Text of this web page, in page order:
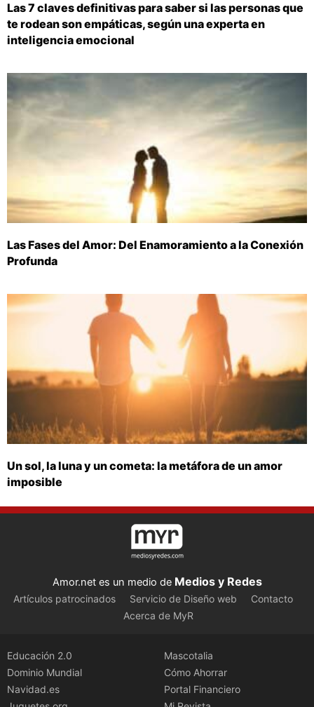
Las 7 claves definitivas para saber si las personas que
te rodean son empáticas, según una experta en
inteligencia emocional
Las Fases del Amor: Del Enamoramiento a la Conexión
Profunda
Un sol, la luna y un cometa: la metáfora de un amor
imposible
Amor.net es un medio de Medios y Redes
Artículos patrocinados Servicio de Diseño web
Contacto
Acerca de MyR
Educación 2.0
Dominio Mundial
Navidad.es
Mascotalia
Cómo Ahorrar
Portal Financiero